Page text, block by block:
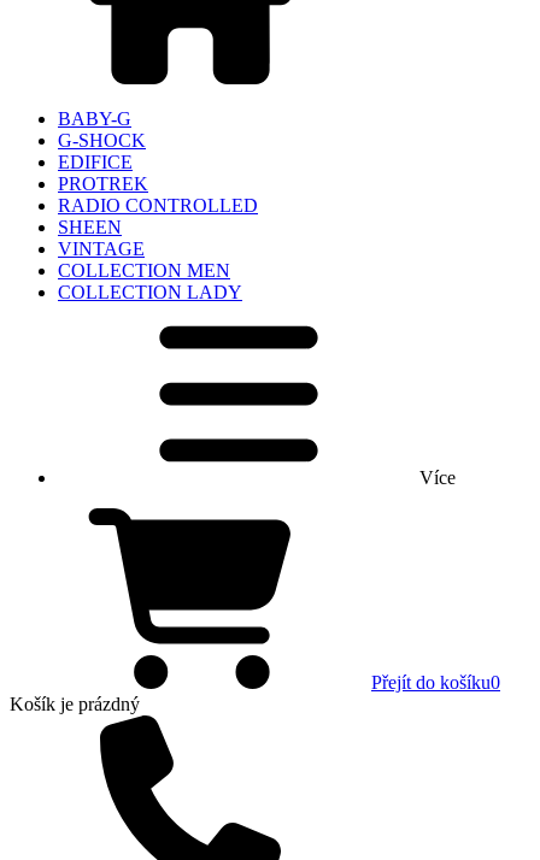
BABY-G
G-SHOCK
EDIFICE
PROTREK
RADIO CONTROLLED
SHEEN
VINTAGE
COLLECTION MEN
COLLECTION LADY
Více
Přejít do košíku0
Košík je prázdný